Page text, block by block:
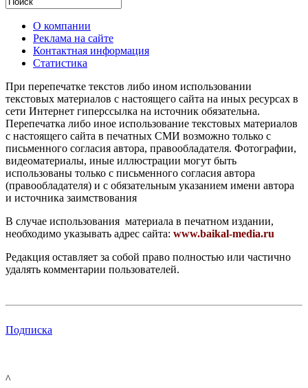
О компании
Реклама на сайте
Контактная информация
Статистика
При перепечатке текстов либо ином использовании
текстовых материалов с настоящего сайта на иных ресурсах в
сети Интернет гиперссылка на источник обязательна.
Перепечатка либо иное использование текстовых материалов
с настоящего сайта в печатных СМИ возможно только с
письменного согласия автора, правообладателя. Фотографии,
видеоматериалы, иные иллюстрации могут быть
использованы только с письменного согласия автора
(правообладателя) и с обязательным указанием имени автора
и источника заимствования
В случае использования материала в печатном издании,
необходимо указывать адрес сайта: www.baikal-media.ru
Редакция оставляет за собой право полностью или частично
удалять комментарии пользователей.
Подписка
^